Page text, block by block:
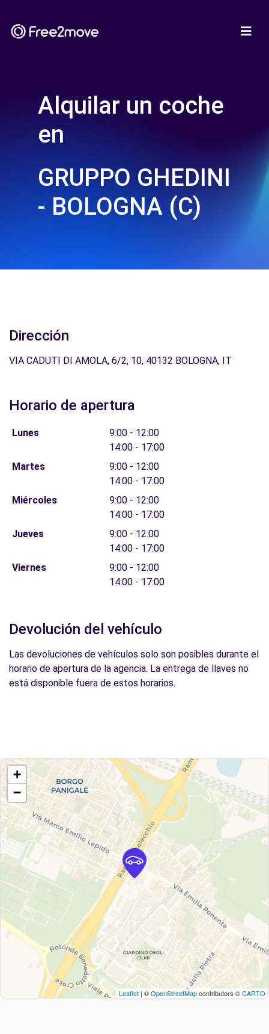
Alquilar un coche
en
GRUPPO GHEDINI
- BOLOGNA (C)
Dirección
VIA CADUTI DI AMOLA, 6/2, 10, 40132 BOLOGNA, IT
Horario de apertura
Lunes
9:00 - 12:00
14:00 - 17:00
Martes
9:00 - 12:00
14:00 - 17:00
Miércoles
9:00 - 12:00
14:00 - 17:00
Jueves
9:00 - 12:00
14:00 - 17:00
Viernes
9:00 - 12:00
14:00 - 17:00
Devolución del vehículo
Las devoluciones de vehículos solo son posibles durante el
horario de apertura de la agencia. La entrega de llaves no
está disponible fuera de estos horarios.
+
−
Leaflet | ©OpenStreetMapcontributors ©CARTO